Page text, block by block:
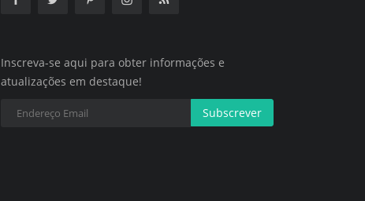
Inscreva-se aqui para obter informações e
atualizações em destaque!
Subscrever